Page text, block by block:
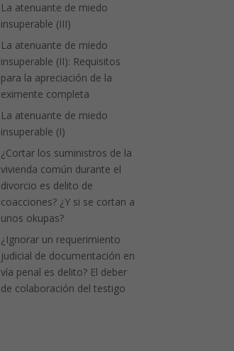
La atenuante de miedo
insuperable (III)
La atenuante de miedo
insuperable (II): Requisitos
para la apreciación de la
eximente completa
La atenuante de miedo
insuperable (I)
¿Cortar los suministros de la
vivienda común durante el
divorcio es delito de
coacciones? ¿Y si se cortan a
unos okupas?
¿Ignorar un requerimiento
judicial de documentación en
vía penal es delito? El deber
de colaboración del testigo